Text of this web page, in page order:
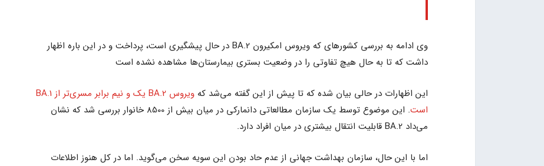
وی ادامه به بررسی کشورهای که ویروس امکیرون BA.2 در حال پیشگیری است، پرداخت و در این باره اظهار
داشت که تا به حال هیچ تفاوتی را در وضعیت بستری بیمارستان‌ها مشاهده نشده است
این اظهارات در حالی بیان شده که تا پیش از این گفته می‌شد که
ویروس BA.2 یک و نیم برابر مسری‌تر از BA.1
است
. این موضوع توسط یک سازمان مطالعاتی دانمارکی در میان بیش از 8500 خانوار بررسی شد که نشان
می‌داد BA.2 قابلیت انتقال بیشتری در میان افراد دارد.
اما با این حال، سازمان بهداشت جهانی از عدم حاد بودن این سویه سخن می‌گوید. اما در کل هنوز اطلاعات